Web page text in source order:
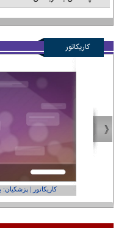
کاریکاتور
کاریکاتور |